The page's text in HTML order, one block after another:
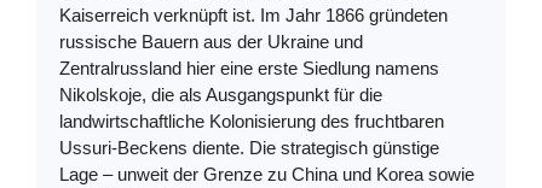
Kaiserreich verknüpft ist. Im Jahr 1866 gründeten
russische Bauern aus der Ukraine und
Zentralrussland hier eine erste Siedlung namens
Nikolskoje, die als Ausgangspunkt für die
landwirtschaftliche Kolonisierung des fruchtbaren
Ussuri-Beckens diente. Die strategisch günstige
Lage – unweit der Grenze zu China und Korea sowie